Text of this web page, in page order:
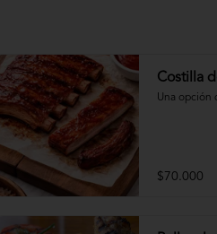
Costilla
Una opción
$70.000